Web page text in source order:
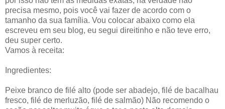
precisa mesmo, pois você vai fazer de acordo com o
tamanho da sua família. Vou colocar abaixo como ela
escreveu em seu blog, eu segui direitinho e não teve erro,
deu super certo.
Vamos à receita:
Ingredientes:
Peixe branco de filé alto (pode ser abadejo, filé de bacalhau
fresco, filé de merluzão, filé de salmão) Não recomendo o